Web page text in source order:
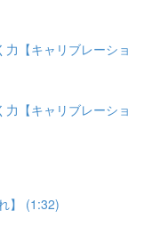
【キャリブレーショ
【キャリブレーショ
】 (1:32)